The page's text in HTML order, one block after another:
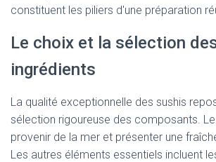
constituent les piliers d'une préparation
Le choix et la sélection
ingrédients
La qualité exceptionnelle des sushis
sélection rigoureuse des composants.
provenir de la mer et présenter une
Les autres éléments essentiels incluent